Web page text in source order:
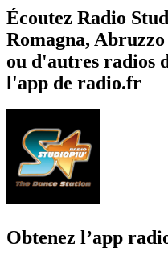
Écoutez Radio
Romagna,
ou d'autres radios
l'app de radio.fr
Obtenez l’app